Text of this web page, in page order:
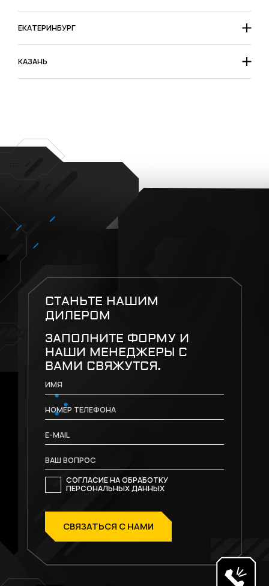
ЕКАТЕРИНБУРГ
КАЗАНЬ
СТАНЬТЕ НАШИМ
ДИЛЕРОМ
ЗАПОЛНИТЕ ФОРМУ И
НАШИ МЕНЕДЖЕРЫ С
ВАМИ СВЯЖУТСЯ.
СОГЛАСИЕ НА ОБРАБОТКУ
ПЕРСОНАЛЬНЫХ ДАННЫХ
СВЯЗАТЬСЯ С НАМИ